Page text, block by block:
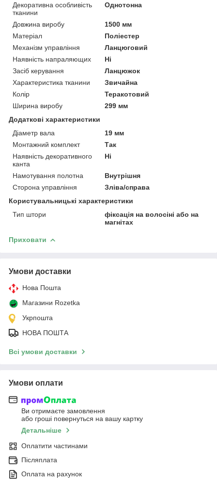
Декоративна особливість
тканини
Однотонна
Довжина виробу
1500 мм
Матеріал
Поліестер
Механізм управління
Ланцюговий
Наявність напраляющих
Ні
Засіб керування
Ланцюжок
Характеристика тканини
Звичайна
Колір
Теракотовий
Ширина виробу
299 мм
Додаткові характеристики
Діаметр вала
19 мм
Монтажний комплект
Так
Наявність декоративного
канта
Ні
Намотування полотна
Внутрішня
Сторона управління
Зліва/справа
Користувальницькі характеристики
Тип штори
фіксація на волосіні або на
магнітах
Приховати
Умови доставки
Нова Пошта
Магазини Rozetka
Укрпошта
НОВА ПОШТА
Всі умови доставки
Умови оплати
Ви отримаєте замовлення
або гроші повернуться на вашу картку
Детальніше
Оплатити частинами
Післяплата
Оплата на рахунок